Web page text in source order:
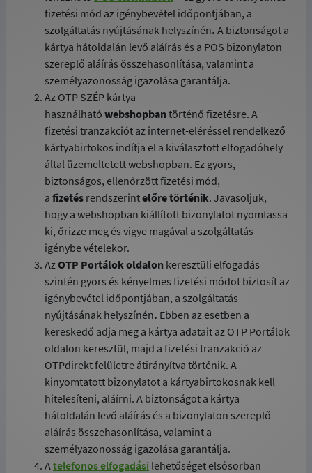
fizetési mód az igénybevétel időpontjában, a
szolgáltatás nyújtásának helyszínén. A biztonságot a
kártya hátoldalán levő aláírás és a POS bizonylaton
szereplő aláírás összehasonlítása, valamint a
személyazonosság igazolása garantálja.
Az OTP SZÉP kártya
használható webshopban történő fizetésre. A
fizetési tranzakciót az internet-eléréssel rendelkező
kártyabirtokos indítja el a kiválasztott elfogadóhely
által üzemeltetett webshopban. Ez gyors,
biztonságos, ellenőrzött fizetési mód,
a fizetés rendszerintelőre történik. Javasoljuk,
hogy a webshopban kiállított bizonylatot nyomtassa
ki, őrizze meg és vigye magával a szolgáltatás
igénybe vételekor.
AzOTP Portálok oldalon keresztüli elfogadás
szintén gyors és kényelmes fizetési módot biztosít az
igénybevétel időpontjában, a szolgáltatás
nyújtásának helyszínén. Ebben az esetben a
kereskedő adja meg a kártya adatait az OTP Portálok
oldalon keresztül, majd a fizetési tranzakció az
OTPdirekt felületre átirányítva történik. A
kinyomtatott bizonylatot a kártyabirtokosnak kell
hitelesíteni, aláírni. A biztonságot a kártya
hátoldalán levő aláírás és a bizonylaton szereplő
aláírás összehasonlítása, valamint a
személyazonosság igazolása garantálja.
Atelefonos elfogadási lehetőséget elsősorban